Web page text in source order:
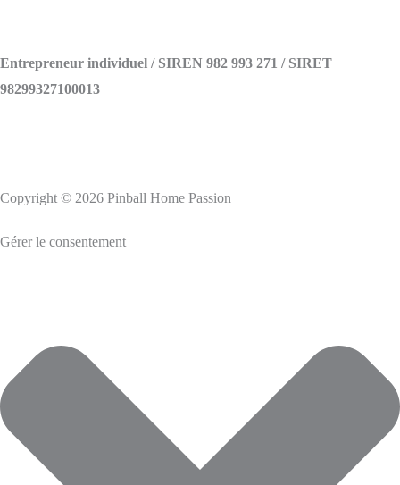
Entrepreneur individuel / SIREN 982 993 271 / SIRET
98299327100013
Copyright © 2026 Pinball Home Passion
Gérer le consentement